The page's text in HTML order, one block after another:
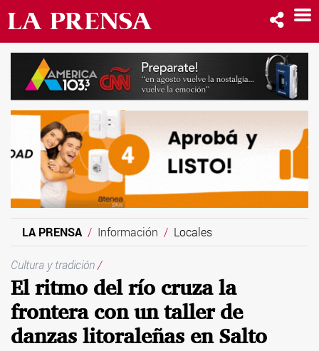
LA PRENSA Información Locales
Cultura y tradición/
El ritmo del río cruza la
frontera con un taller de
danzas litoraleñas en Salto